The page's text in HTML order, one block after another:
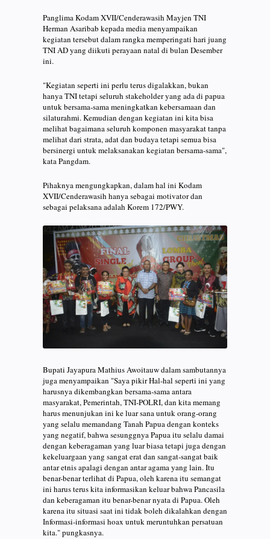
Panglima Kodam XVII/Cenderawasih Mayjen TNI
Herman Asaribab kepada media menyampaikan
kegiatan tersebut dalam rangka memperingati hari juang
TNI AD yang diikuti perayaan natal di bulan Desember
ini.
"Kegiatan seperti ini perlu terus digalakkan, bukan
hanya TNI tetapi seluruh stakeholder yang ada di papua
untuk bersama-sama meningkatkan kebersamaan dan
silaturahmi. Kemudian dengan kegiatan ini kita bisa
melihat bagaimana seluruh komponen masyarakat tanpa
melihat dari strata, adat dan budaya tetapi semua bisa
bersinergi untuk melaksanakan kegiatan bersama-sama",
kata Pangdam.
Pihaknya mengungkapkan, dalam hal ini Kodam
XVII/Cenderawasih hanya sebagai motivator dan
sebagai pelaksana adalah Korem 172/PWY.
Bupati Jayapura Mathius Awoitauw dalam sambutannya
juga menyampaikan "Saya pikir Hal-hal seperti ini yang
harusnya dikembangkan bersama-sama antara
masyarakat, Pemerintah, TNI-POLRI, dan kita memang
harus menunjukan ini ke luar sana untuk orang-orang
yang selalu memandang Tanah Papua dengan konteks
yang negatif, bahwa sesunggnya Papua itu selalu damai
dengan keberagaman yang luar biasa tetapi juga dengan
kekeluargaan yang sangat erat dan sangat-sangat baik
antar etnis apalagi dengan antar agama yang lain. Itu
benar-benar terlihat di Papua, oleh karena itu semangat
ini harus terus kita informasikan keluar bahwa Pancasila
dan keberagaman itu benar-benar nyata di Papua. Oleh
karena itu situasi saat ini tidak boleh dikalahkan dengan
Informasi-informasi hoax untuk meruntuhkan persatuan
kita." pungkasnya.